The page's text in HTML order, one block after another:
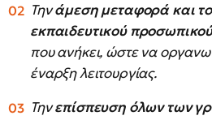
Τηνάμεση μεταφορά και
εκπαιδευτικού
που ανήκει, ώστε να
έναρξη λειτουργίας.
Τηνεπίσπευση όλων των